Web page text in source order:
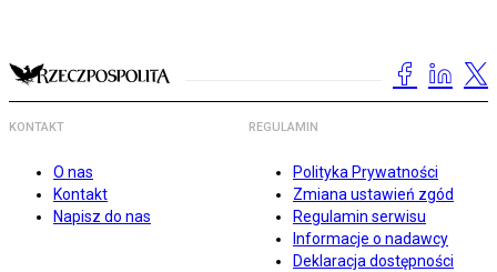
KONTAKT
O nas
Kontakt
Napisz do nas
REGULAMIN
Polityka Prywatności
Zmiana ustawień zgód
Regulamin serwisu
Informacje o nadawcy
Deklaracja dostępności